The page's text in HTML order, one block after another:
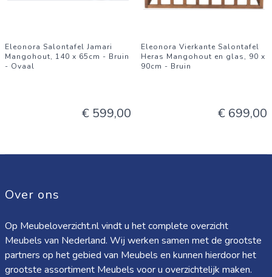
Eleonora Salontafel Jamari
Mangohout, 140 x 65cm - Bruin
- Ovaal
€ 599,00
Eleonora Vierkante Salontafel
Heras Mangohout en glas, 90 x
90cm - Bruin
€ 699,00
Over ons
Op Meubeloverzicht.nl vindt u het complete overzicht
Meubels van Nederland. Wij werken samen met de grootste
partners op het gebied van Meubels en kunnen hierdoor het
grootste assortiment Meubels voor u overzichtelijk maken.